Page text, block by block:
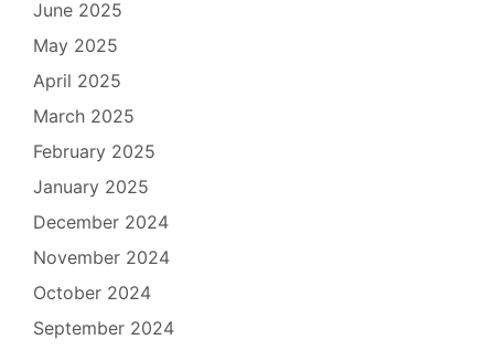
June 2025
May 2025
April 2025
March 2025
February 2025
January 2025
December 2024
November 2024
October 2024
September 2024